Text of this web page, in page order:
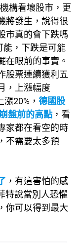
構看壞股市，更
將發生，說得很
市真的會下跌嗎
能，下跌是可能
在眼前的事實。
股票連續獲利五
，上漲幅度
20%， 德國股
盤前的高點 ，看
家都在看空的時
不需要太多預
，有這害怕的感
特說當別人恐懼
你可以得到最大